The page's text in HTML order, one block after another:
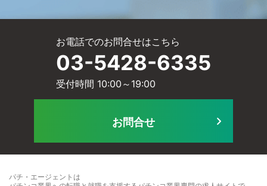
サ
ー
ー
ル
お電話でのお問合せはこちら
03-5428-6335
受付時間 10:00～19:00
お問合せ
パチ・エージェントは